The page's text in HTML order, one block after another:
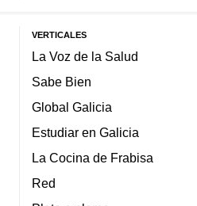
VERTICALES
La Voz de la Salud
Sabe Bien
Global Galicia
Estudiar en Galicia
La Cocina de Frabisa
Red